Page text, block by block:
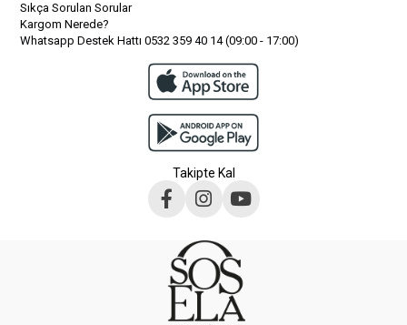
Sıkça Sorulan Sorular
Kargom Nerede?
Whatsapp Destek Hattı 0532 359 40 14 (09:00 - 17:00)
Takipte Kal